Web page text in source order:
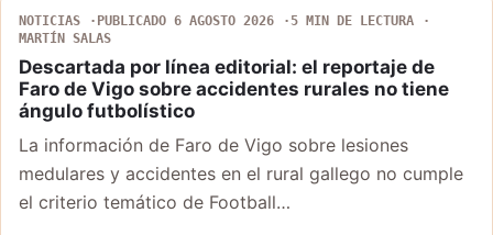
NOTICIAS PUBLICADO 6 AGOSTO 2026
5 MIN DE LECTURA
MARTÍN SALAS
Descartada por línea editorial: el reportaje de
Faro de Vigo sobre accidentes rurales no tiene
ángulo futbolístico
La información de Faro de Vigo sobre lesiones
medulares y accidentes en el rural gallego no cumple
el criterio temático de Football…